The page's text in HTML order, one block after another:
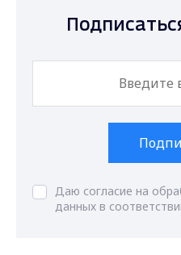
Даю согласие на
данных в